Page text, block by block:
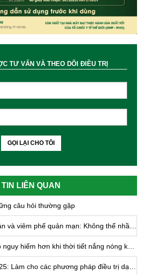
TƯ VẤN VÀ THEO DÕI ĐIỀU TRỊ
GỌI LẠI CHO TÔI
TIN LIÊN QUAN
câu hỏi thường gặp